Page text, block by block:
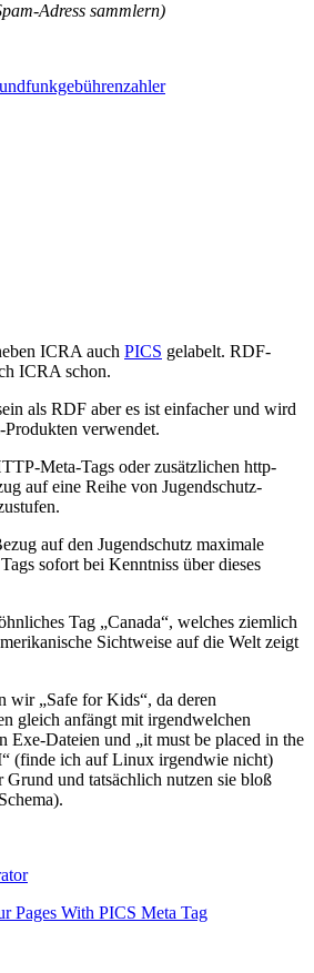
Adress sammlern)
ICRA auch PICS gelabelt. RDF-
ICRA schon.
als RDF aber es ist einfacher und wird
verwendet.
Meta-Tags oder zusätzlichen http-
auf eine Reihe von Jugendschutz-
auf den Jugendschutz maximale
sofort bei Kenntniss über dieses
Tag „Canada“, welches ziemlich
Sichtweise auf die Welt zeigt
wir „Safe for Kids“, da deren
gleich anfängt mit irgendwelchen
Exe-Dateien und „it must be placed in the
(finde ich auf Linux irgendwie nicht)
Grund und tatsächlich nutzen sie bloß
Pages With PICS Meta Tag